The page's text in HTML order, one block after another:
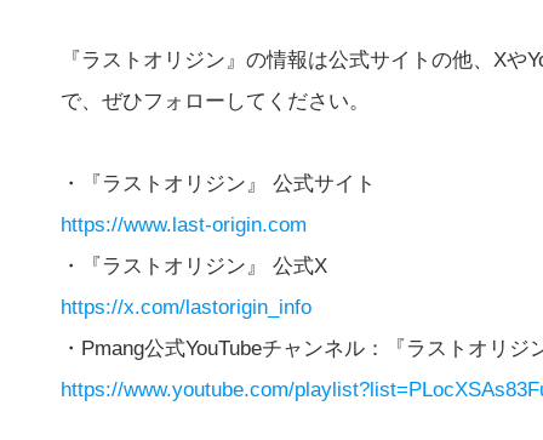
『ラストオリジン』の情報は公式サイトの他、X
で、ぜひフォローしてください。
・『ラストオリジン』 公式サイト
https://www.last-origin.com
・『ラストオリジン』 公式X
https://x.com/lastorigin_info
・Pmang公式YouTubeチャンネル：『ラストオ
https://www.youtube.com/